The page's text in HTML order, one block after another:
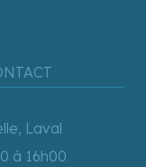
Laval
à 16h00